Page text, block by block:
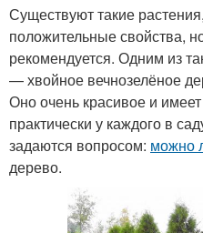
Существуют такие
положительные свойства,
рекомендуется. Одним из
— хвойное вечнозелёное
Оно очень красивое и
практически у каждого в
задаются вопросом: можно
дерево.